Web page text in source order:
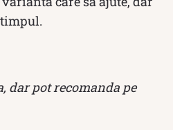
dar pot recomanda pe